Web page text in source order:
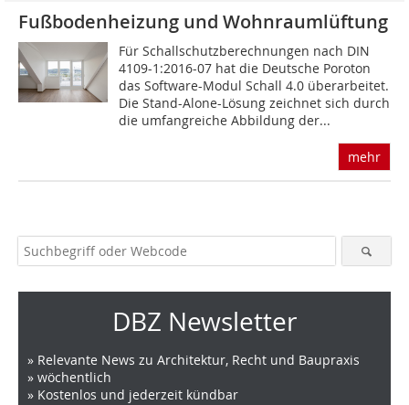
Fußbodenheizung und Wohnraumlüftung
Für Schallschutzberechnungen nach DIN
4109-1:2016-07 hat die Deutsche Poroton
das Software-Modul Schall 4.0 überarbeitet.
Die Stand-Alone-Lösung zeichnet sich durch
die umfangreiche Abbildung der...
mehr
DBZ Newsletter
» Relevante News zu Architektur, Recht und Baupraxis
» wöchentlich
» Kostenlos und jederzeit kündbar